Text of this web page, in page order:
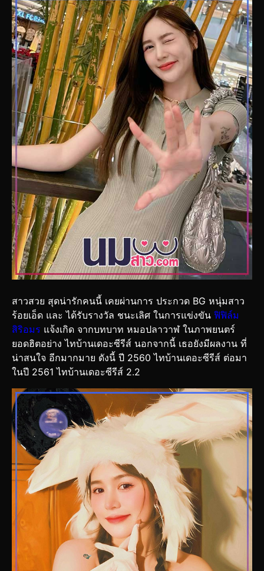
สาวสวย สุดน่ารักคนนี้ เคยผ่านการ ประกวด BG หนุ่มสาว
ร้อยเอ็ด และ ได้รับรางวัล ชนะเลิศ ในการแข่งขัน ฟิฟิล์ม
สิริอมร แจ้งเกิด จากบทบาท หมอปลาวาฬ ในภาพยนตร์
ยอดฮิตอย่าง ไทบ้านเดอะซีรีส์ นอกจากนี้ เธอยังมีผลงาน ที่
น่าสนใจ อีกมากมาย ดังนี้ ปี 2560 ไทบ้านเดอะซีรีส์ ต่อมา
ในปี 2561 ไทบ้านเดอะซีรีส์ 2.2